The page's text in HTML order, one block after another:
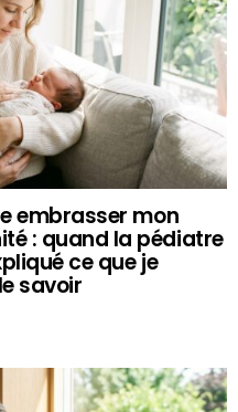
embrasser mon
: quand la pédiatre
ce que je
savoir